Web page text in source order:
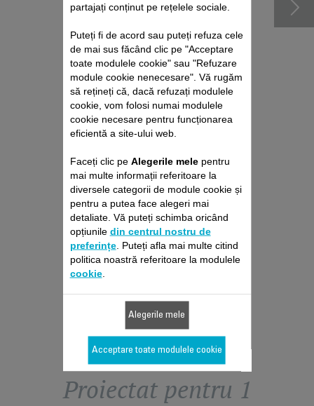
DUZĂ DE
AERULUI SS-
1810003973
Pentru a vă usca părul
Stoc disponibil.
52,00 RON
Proiectat pentru 1
partajați conținut pe rețelele sociale.
Puteți fi de acord sau puteți refuza cele
de mai sus făcând clic pe "Acceptare
toate modulele cookie" sau "Refuzare
module cookie nenecesare". Vă rugăm
să rețineți că, dacă refuzați modulele
cookie, vom folosi numai modulele
cookie necesare pentru funcționarea
eficientă a site-ului web.
Faceți clic pe Alegerile melepentru
mai multe informații referitoare la
diversele categorii de module cookie și
pentru a putea face alegeri mai
detaliate. Vă puteți schimba oricând
opțiunile din centrul nostru de
preferințe. Puteți afla mai multe citind
politica noastră referitoare la modulele
cookie.
Alegerile mele
Acceptare toate modulele cookie